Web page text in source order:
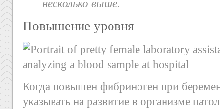
несколько выше.
Повышение уровня
Когда повышен фибриноген при
указывать на развитие в организме